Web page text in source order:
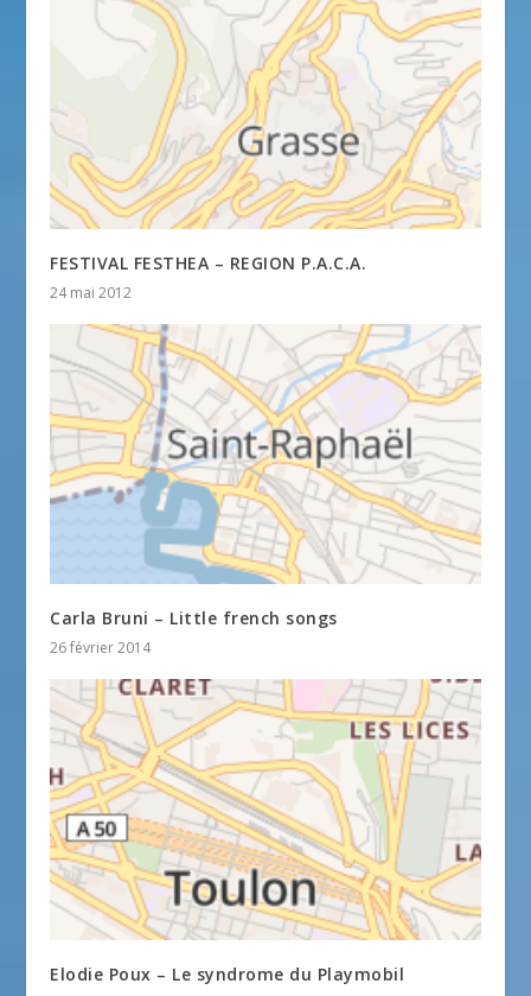
FESTIVAL FESTHEA – REGION P.A.C.A.
24 mai 2012
Carla Bruni – Little french songs
26 février 2014
Elodie Poux – Le syndrome du Playmobil